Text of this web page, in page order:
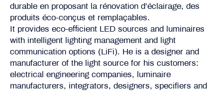
durable en proposant la rénovation d’éclairage, des
produits éco-conçus et remplaçables.
It provides eco-efficient LED sources and luminaires
with intelligent lighting management and light
communication options (LiFi). He is a designer and
manufacturer of the light source for his customers:
electrical engineering companies, luminaire
manufacturers, integrators, designers, specifiers and